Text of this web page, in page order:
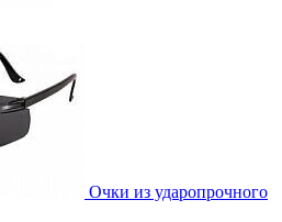
Очки из ударопрочного